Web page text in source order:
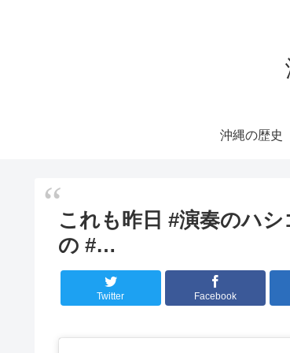
沖縄の歴史
これも昨日 #演奏のハ
の #…
Twitter Facebook